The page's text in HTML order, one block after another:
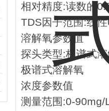
相对精度:读数的
TDS因子范围:线
溶解氧参数值
探头类型:极谱式
极谱式溶解氧
浓度参数值
测量范围:0-90mg/